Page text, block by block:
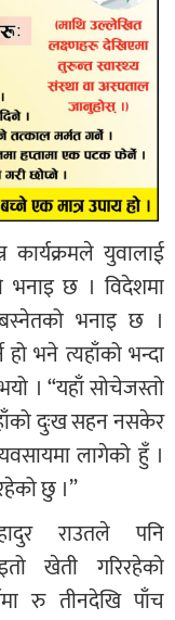
कार्यक्रमले युवालाई
भनाइ छ । विदेशमा
भनाइ छ ।
भने त्यहाँको भन्दा
। “यहाँ सोचेजस्तो
दुःख सहन नसकेर
लागेको हुँ ।
छु ।”
राउतले पनि
खेती गरिरहेको
रु तीनदेखि पाँच